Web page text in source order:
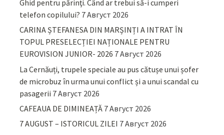
Ghid pentru părinţi. Când ar trebui să-i cumperi
telefon copilului? 7 Август 2026
CARINA ȘTEFANESA DIN MARȘINȚI A INTRAT ÎN
TOPUL PRESELECȚIEI NAȚIONALE PENTRU
EUROVISION JUNIOR- 2026 7 Август 2026
La Cernăuți, trupele speciale au pus cătușe unui șofer
de microbuz în urma unui conflict și a unui scandal cu
pasagerii 7 Август 2026
CAFEAUA DE DIMINEAȚĂ 7 Август 2026
7 AUGUST – ISTORICUL ZILEI 7 Август 2026